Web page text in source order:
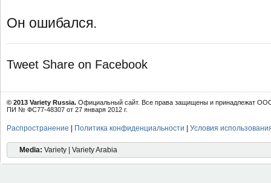
Он ошибался.
Tweet Share on Facebook
© 2013 Variety Russia. Официальный сайт. Все права защищены и принадлежат
ПИ № ФС77-48307 от 27 января 2012 г.
Распространение Политика конфиденциальности Условия
Media: Variety | Variety Arabia